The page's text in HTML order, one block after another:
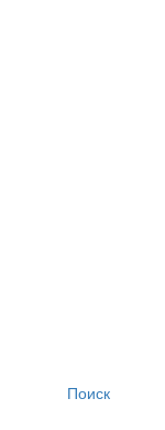
Поиск